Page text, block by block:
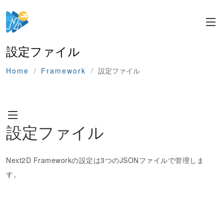
設定ファイル
Home Framework 設定ファイル
設定ファイル
Next2D Frameworkの設定は3つのJSONファイルで管理しま
す。